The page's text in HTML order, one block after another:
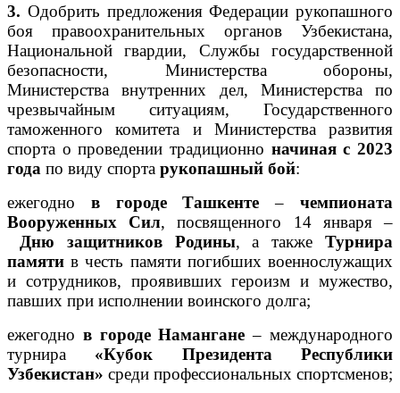
3. Одобрить предложения Федерации рукопашного
боя правоохранительных органов Узбекистана,
Национальной гвардии, Службы государственной
безопасности, Министерства обороны,
Министерства внутренних дел, Министерства по
чрезвычайным ситуациям, Государственного
таможенного комитета и Министерства развития
спорта о проведении традиционно начиная с 2023
года по виду спорта рукопашный бой:
ежегодно в городе Ташкенте –чемпионата
Вооруженных Сил, посвященного 14 января ‒
Дню защитников Родины, а такжеТурнира
памятив честь памяти погибших военнослужащих
и сотрудников, проявивших героизм и мужество,
павших при исполнении воинского долга;
ежегодно в городе Намангане – международного
турнира «Кубок Президента Республики
Узбекистан» среди профессиональных спортсменов;